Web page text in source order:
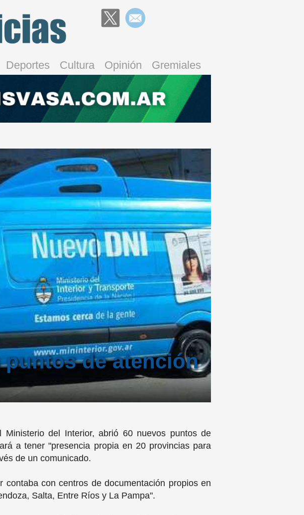
Deportes Cultura Opinión Gremiales
puntos de atención
del Interior, abrió 60 nuevos puntos de
a tener "presencia propia en 20 provincias para
de un comunicado.
con centros de documentación propios en
Salta, Entre Ríos y La Pampa".